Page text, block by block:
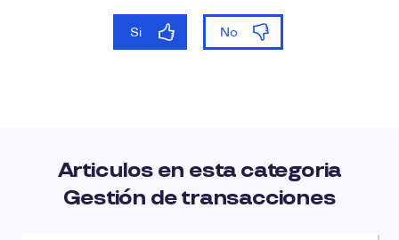
Articulos en esta categoria
Gestión de transacciones